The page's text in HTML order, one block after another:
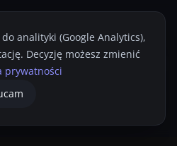
Przewodnik Administratora
analityki (Google Analytics),
Decyzję możesz zmienić
prywatności